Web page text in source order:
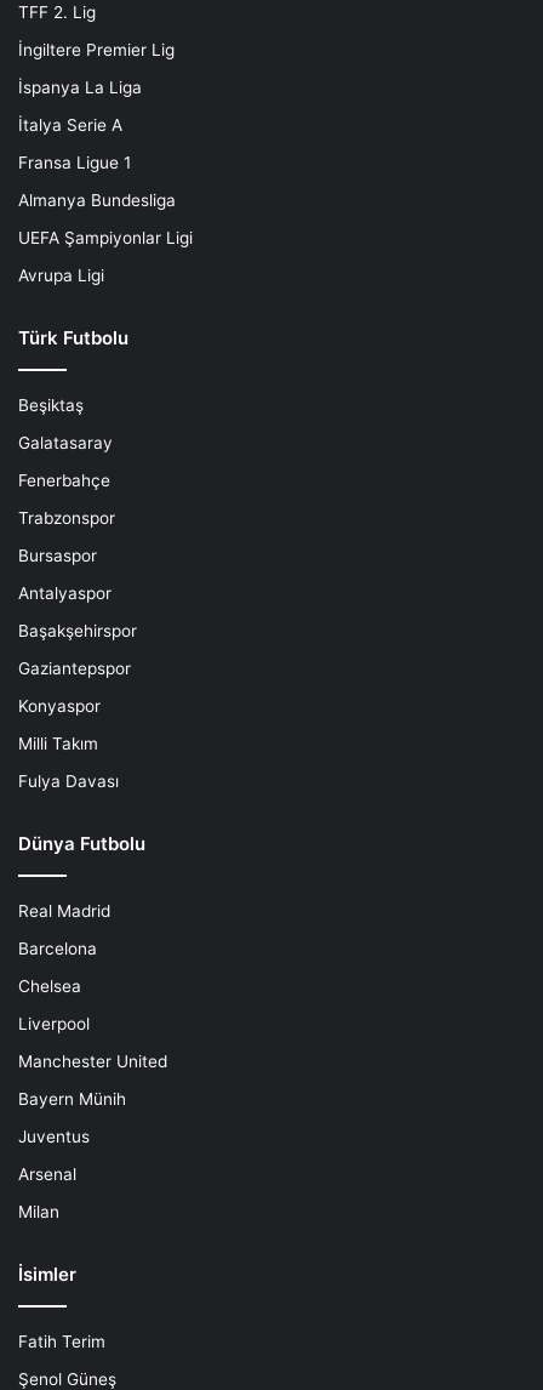
TFF 2. Lig
İngiltere Premier Lig
İspanya La Liga
İtalya Serie A
Fransa Ligue 1
Almanya Bundesliga
UEFA Şampiyonlar Ligi
Avrupa Ligi
Türk Futbolu
Beşiktaş
Galatasaray
Fenerbahçe
Trabzonspor
Bursaspor
Antalyaspor
Başakşehirspor
Gaziantepspor
Konyaspor
Milli Takım
Fulya Davası
Dünya Futbolu
Real Madrid
Barcelona
Chelsea
Liverpool
Manchester United
Bayern Münih
Juventus
Arsenal
Milan
İsimler
Fatih Terim
Şenol Güneş